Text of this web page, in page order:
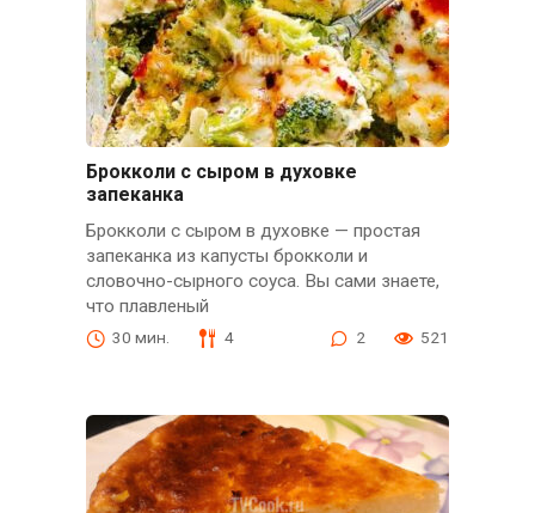
Брокколи с сыром в духовке
запеканка
Брокколи с сыром в духовке — простая
запеканка из капусты брокколи и
словочно-сырного соуса. Вы сами знаете,
что плавленый
30 мин. 4 2 521